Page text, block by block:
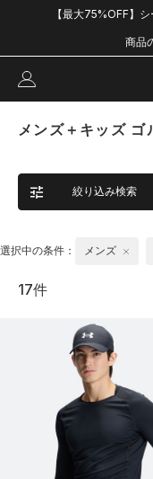
【最大75%OFF】
商品
メンズ＋キッズ ゴ
絞り込み検索
選択中の条件： メンズ
17件